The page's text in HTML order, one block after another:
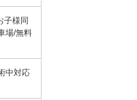
子様同
場/無料
中対応